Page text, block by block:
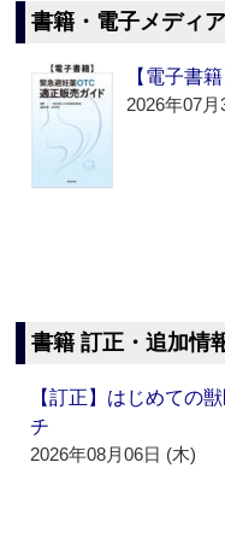
書籍・電子メディア
【電子書
2026年07
書籍 訂正・追加情
【訂正】はじめての
チ
2026年08月06日 (木)